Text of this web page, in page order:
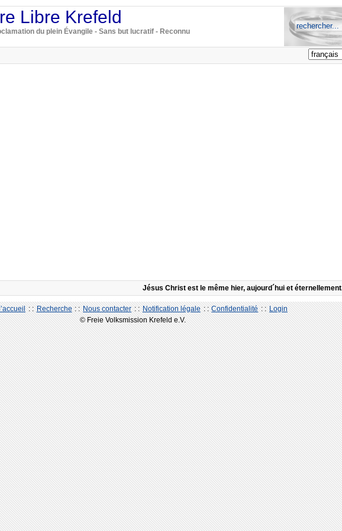
Libre Krefeld
du plein Évangile - Sans but lucratif - Reconnu
Jésus Christ est le même hier, aujourd´hui et
: : Recherche : : Nous contacter : : Notification légale : : Confidentialité : : Login
© Freie Volksmission Krefeld e.V.